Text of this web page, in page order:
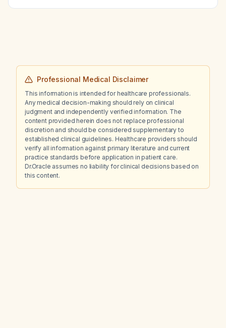
the middle third and a possible radial styloid
Professional Medical Disclaimer
This information is intended for healthcare professionals.
Any medical decision-making should rely on clinical
judgment and independently verified information. The
content provided herein does not replace professional
discretion and should be considered supplementary to
established clinical guidelines. Healthcare providers should
verify all information against primary literature and current
practice standards before application in patient care.
Dr.Oracle assumes no liability for clinical decisions based on
this content.